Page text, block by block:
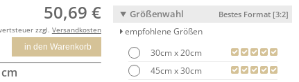
50,69 €
zzgl. Versandkosten
in den Warenkorb
Größenwahl
Bestes Format [3:2]
empfohlene Größen
30cm x 20cm
45cm x 30cm